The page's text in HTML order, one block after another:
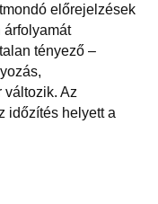
előrejelzések
árfolyamát
tényező –
változik. Az
időzítés helyett a